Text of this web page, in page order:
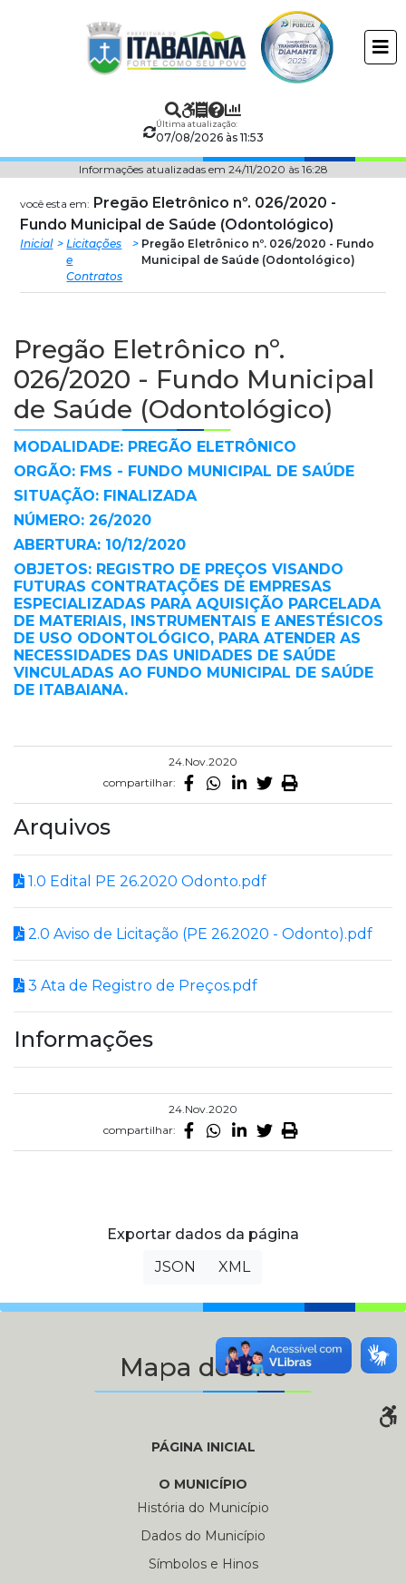
Prefeitura
Municipal
Itabaiana
Última atualização:
07/08/2026 às 11:53
Informações atualizadas em 24/11/2020 às 16:28
você esta em: Pregão Eletrônico nº. 026/2020 -
Fundo Municipal de Saúde (Odontológico)
Inicial
Licitações
e
Contratos
Pregão Eletrônico nº. 026/2020 - Fundo
Municipal de Saúde (Odontológico)
Pregão Eletrônico nº.
026/2020 - Fundo Municipal
de Saúde (Odontológico)
MODALIDADE: PREGÃO ELETRÔNICO
ORGÃO: FMS - FUNDO MUNICIPAL DE SAÚDE
SITUAÇÃO: FINALIZADA
NÚMERO: 26/2020
ABERTURA: 10/12/2020
OBJETOS: REGISTRO DE PREÇOS VISANDO
FUTURAS CONTRATAÇÕES DE EMPRESAS
ESPECIALIZADAS PARA AQUISIÇÃO PARCELADA
DE MATERIAIS, INSTRUMENTAIS E ANESTÉSICOS
DE USO ODONTOLÓGICO, PARA ATENDER AS
NECESSIDADES DAS UNIDADES DE SAÚDE
VINCULADAS AO FUNDO MUNICIPAL DE SAÚDE
DE ITABAIANA.
24.Nov.2020
compartilhar:
Arquivos
1.0 Edital PE 26.2020 Odonto.pdf
2.0 Aviso de Licitação (PE 26.2020 - Odonto).pdf
3 Ata de Registro de Preços.pdf
Informações
24.Nov.2020
compartilhar:
Exportar dados da página
JSON
XML
Mapa do Site
PÁGINA INICIAL
O MUNICÍPIO
História do Município
Dados do Município
Símbolos e Hinos